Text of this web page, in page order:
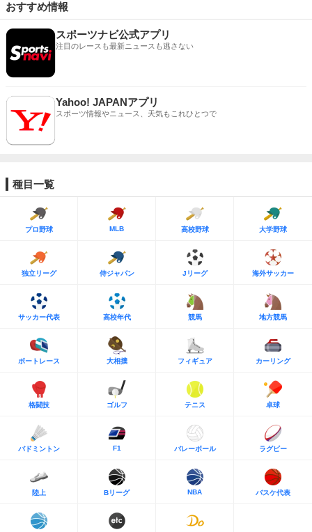
おすすめ情報
スポーツナビ公式アプリ
注目のレースも最新ニュースも逃さない
Yahoo! JAPANアプリ
スポーツ情報やニュース、天気もこれひとつで
種目一覧
プロ野球 MLB 高校野球 大学野球
独立リーグ 侍ジャパン Jリーグ 海外サッカー
サッカー代表 高校年代 競馬 地方競馬
ボートレース 大相撲 フィギュア カーリング
格闘技 ゴルフ テニス 卓球
バドミントン F1 バレーボール ラグビー
陸上 Bリーグ NBA バスケ代表